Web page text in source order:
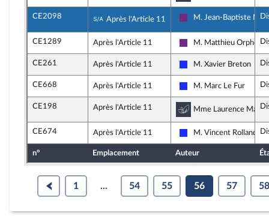
CE2098 Sous-amendement de l'amendement
Après l'Article 11 La République en Marche
M. Jean-Baptiste
CE1289 Après l'Article 11
La République en Marche
M. Matthieu Orphelin
CE261 Après l'Article 11
Les Républicains
M. Xavier Breton
CE668 Après l'Article 11
Les Républicains
M. Marc Le Fur
CE198 Après l'Article 11 Commission du
Mme Laurence
CE674 Après l'Article 11
Les Républicains
M. Vincent Rolland
n° Emplacement Auteur
1 ... 54 55 56 57 58